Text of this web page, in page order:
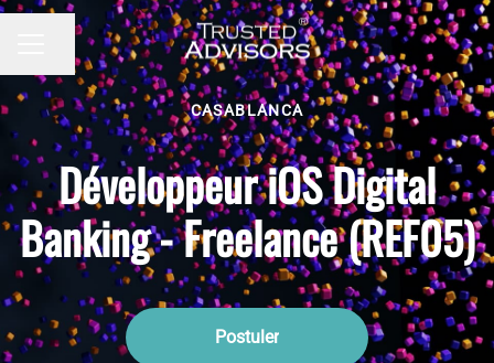
MENU CARRIÈRE
Partager la page
CASABLANCA
Développeur iOS Digital
Banking - Freelance (REF05)
Postuler